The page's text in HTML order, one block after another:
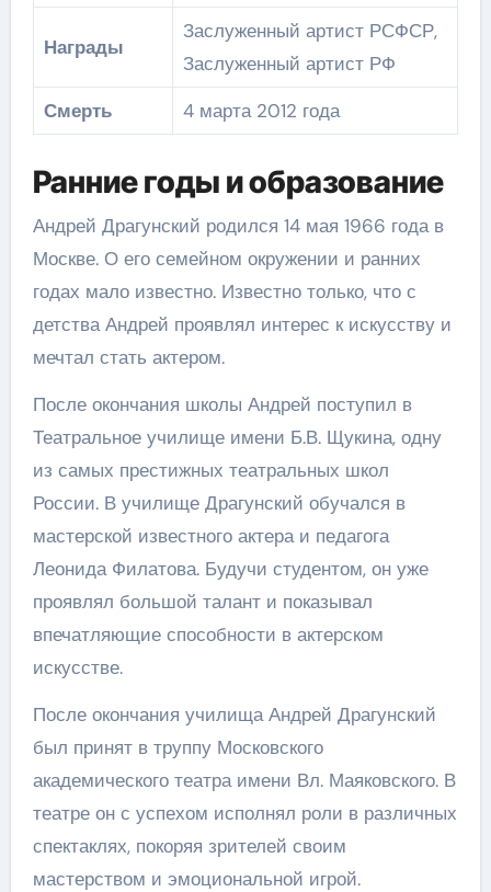
Награды
Заслуженный артист РСФСР,
Заслуженный артист РФ
Смерть
4 марта 2012 года
Ранние годы и образование
Андрей Драгунский родился 14 мая 1966 года в
Москве. О его семейном окружении и ранних
годах мало известно. Известно только, что с
детства Андрей проявлял интерес к искусству и
мечтал стать актером.
После окончания школы Андрей поступил в
Театральное училище имени Б.В. Щукина, одну
из самых престижных театральных школ
России. В училище Драгунский обучался в
мастерской известного актера и педагога
Леонида Филатова. Будучи студентом, он уже
проявлял большой талант и показывал
впечатляющие способности в актерском
искусстве.
После окончания училища Андрей Драгунский
был принят в труппу Московского
академического театра имени Вл. Маяковского. В
театре он с успехом исполнял роли в различных
спектаклях, покоряя зрителей своим
мастерством и эмоциональной игрой.